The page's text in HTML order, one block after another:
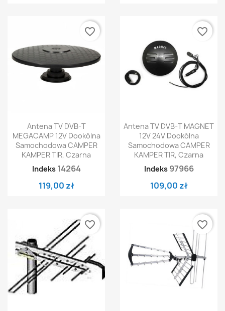
Antena TV DVB-T
MEGACAMP 12V Dookólna
Samochodowa CAMPER
KAMPER TIR, Czarna
Indeks 14264
119,00 zł
favorite_border
Antena TV DVB-T MAGNET
12V 24V Dookólna
Samochodowa CAMPER
KAMPER TIR, Czarna
Indeks 97966
109,00 zł
favorite_border
favorite_border favorite_border